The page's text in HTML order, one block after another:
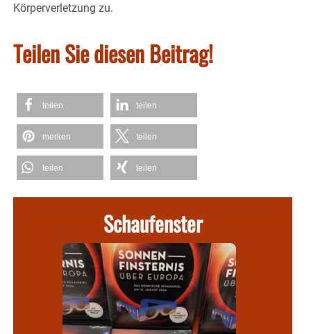
Körperverletzung zu.
Teilen Sie diesen Beitrag!
teilen teilen
merken teilen
teilen teilen
Schaufenster